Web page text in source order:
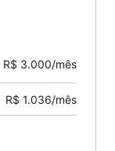
R$ 3.000/mês
R$ 1.036/mês